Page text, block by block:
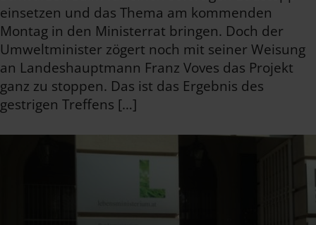
einsetzen und das Thema am kommenden
Montag in den Ministerrat bringen. Doch der
Umweltminister zögert noch mit seiner Weisung
an Landeshauptmann Franz Voves das Projekt
ganz zu stoppen. Das ist das Ergebnis des
gestrigen Treffens […]